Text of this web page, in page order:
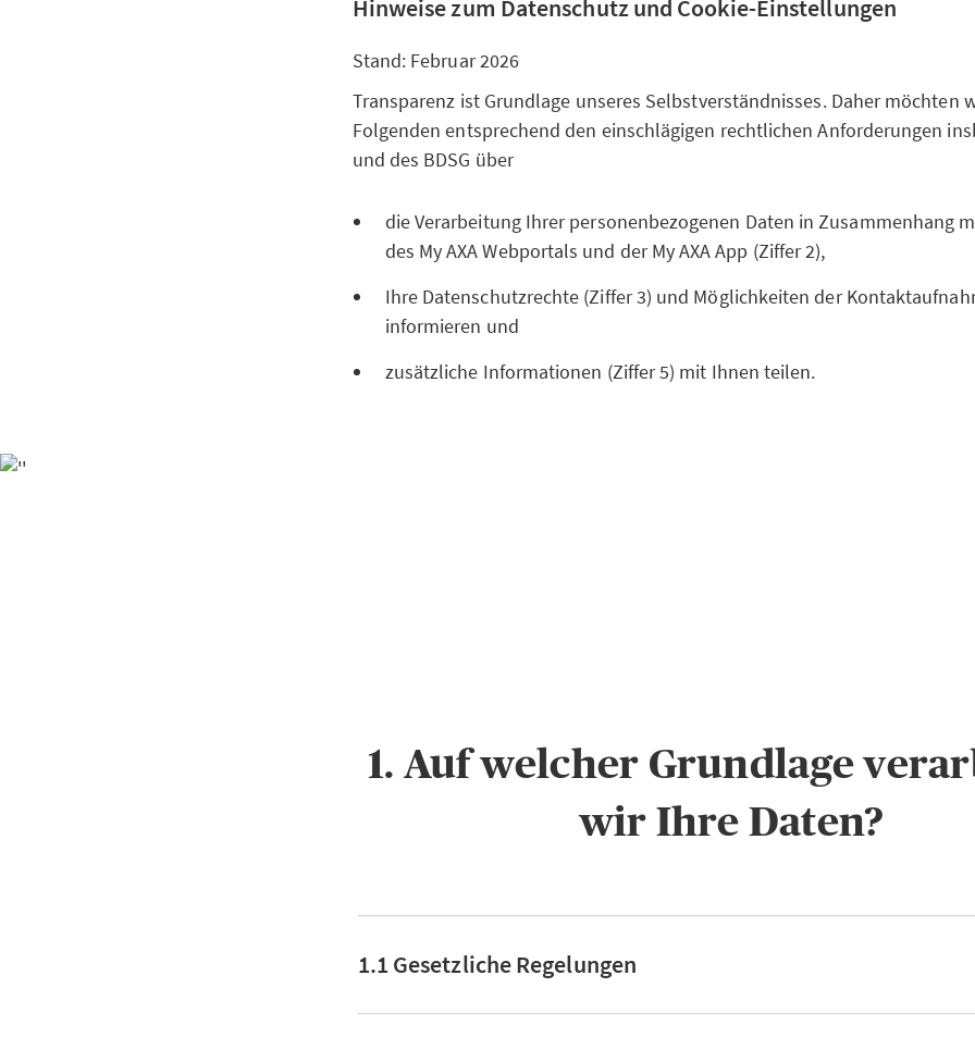
Hinweise zum Datenschutz und Cookie-Einstellungen
Stand: Februar 2026
Transparenz ist Grundlage unseres Selbstverständnisses. Daher möchten
Folgenden entsprechend den einschlägigen rechtlichen Anforderungen
und des BDSG über
die Verarbeitung Ihrer personenbezogenen Daten in Zusammenhang
des My AXA Webportals und der My AXA App (Ziffer 2),
Ihre Datenschutzrechte (Ziffer 3) und Möglichkeiten der
informieren und
zusätzliche Informationen (Ziffer 5) mit Ihnen teilen.
1. Auf welcher Grundlage
wir Ihre Daten?
1.1 Gesetzliche Regelungen